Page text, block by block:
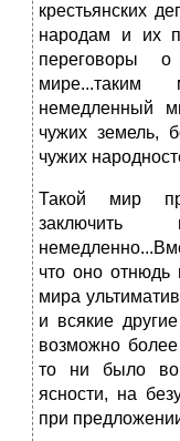
кpестьянских
наpодам и их
пеpеговоpы о
миpе...таким
немедленный
чужих земель,
чужих
Такой миp
что оно отнюдь
миpа
и всякие
возможно
то ни было
ясности, на
пpи